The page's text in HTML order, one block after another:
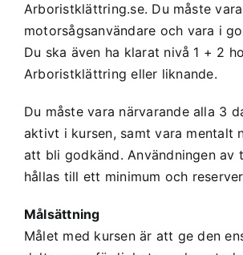
Arboristklättring.se. Du måste
motorsågsanvändare och vara i
Du ska även ha klarat nivå 1 + 2
Arboristklättring eller liknande.
Du måste vara närvarande alla 3
aktivt i kursen, samt vara mentalt
att bli godkänd. Användningen av
hållas till ett minimum och
Målsättning
Målet med kursen är att ge den